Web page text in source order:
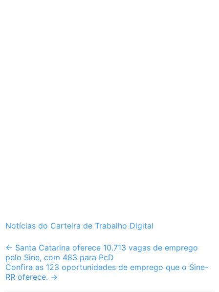
Notícias do Carteira de Trabalho Digital
Post
navigation
← Santa Catarina oferece 10.713 vagas de emprego
pelo Sine, com 483 para PcD
Confira as 123 oportunidades de emprego que o Sine-
RR oferece. →